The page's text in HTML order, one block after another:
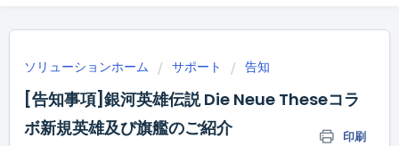
ソリューションホーム サポート 告知
[告知事項]銀河英雄伝説 Die Neue Theseコラ
ボ新規英雄及び旗艦のご紹介
印刷